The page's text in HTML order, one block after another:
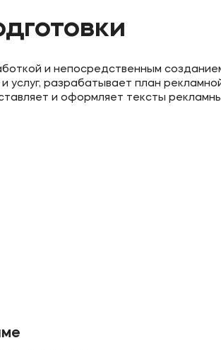
и непосредственным
услуг, разрабатывает план
и оформляет тексты